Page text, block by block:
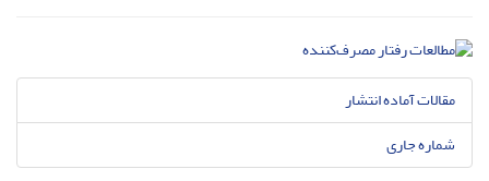
مقالات آماده انتشار
شماره جاری